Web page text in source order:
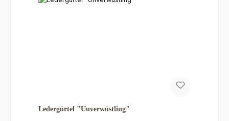
Ledergürtel "Unverwüstling"